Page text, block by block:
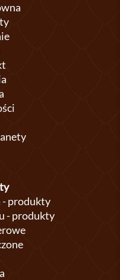
produkty
- produkty